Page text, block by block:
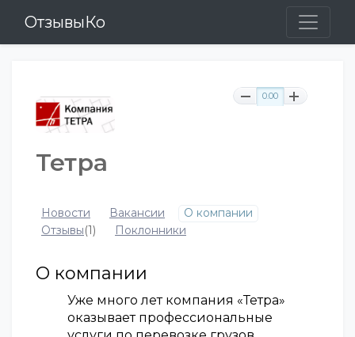
ОтзывыКо
0.00
Тетра
Новости Вакансии
О компании
Отзывы(1) Поклонники
О компании
Уже много лет компания «Тетра»
оказывает профессиональные